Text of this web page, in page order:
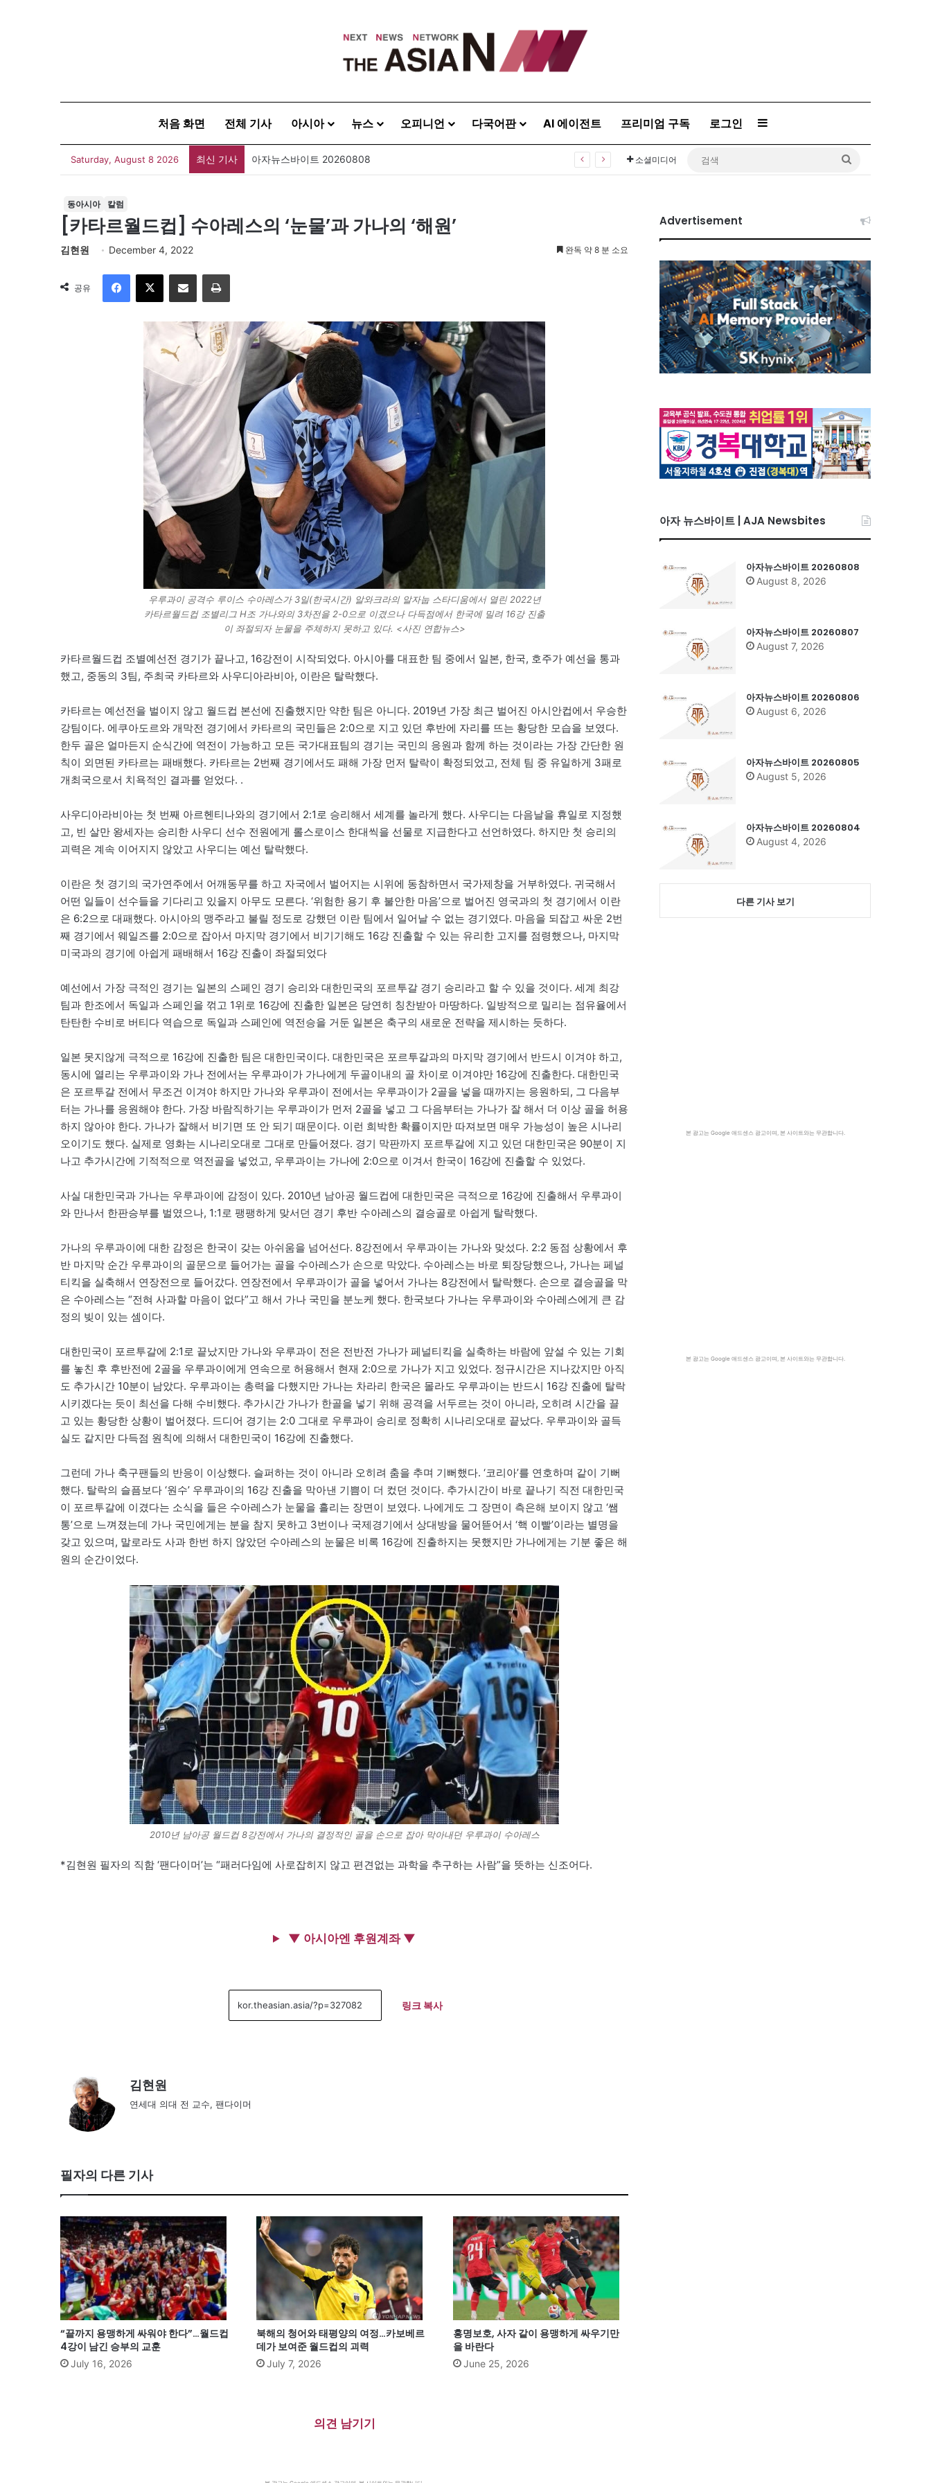
처음 화면 전체 기사 아시아 뉴스 오피니언 다국어판 AI 에이전트 프리미엄 구독 로그인 Sidebar
Saturday, August 8 2026 최신 기사 아자뉴스바이트 20260808 소셜미디어
동아시아 칼럼
[카타르월드컵] 수아레스의 ‘눈물’과 가나의 ‘해원’
김현원 December 4, 2022 완독 약 8 분 소요
공유
이메일
우루과이 공격수 루이스 수아레스가 3일(한국시간) 알와크라의 알자눕 스타디움에서 열린 2022년
카타르월드컵 조별리그 H조 가나와의 3차전을 2-0으로 이겼으나 다득점에서 한국에 밀려 16강 진출
이 좌절되자 눈물을 주체하지 못하고 있다. <사진 연합뉴스>
카타르월드컵 조별예선전 경기가 끝나고, 16강전이 시작되었다. 아시아를 대표한 팀 중에서 일본, 한국, 호주가 예선을 통과
했고, 중동의 3팀, 주최국 카타르와 사우디아라비아, 이란은 탈락했다.
카타르는 예선전을 벌이지 않고 월드컵 본선에 진출했지만 약한 팀은 아니다. 2019년 가장 최근 벌어진 아시안컵에서 우승한
강팀이다. 에쿠아도르와 개막전 경기에서 카타르의 국민들은 2:0으로 지고 있던 후반에 자리를 뜨는 황당한 모습을 보였다.
한두 골은 얼마든지 순식간에 역전이 가능하고 모든 국가대표팀의 경기는 국민의 응원과 함께 하는 것이라는 가장 간단한 원
칙이 외면된 카타르는 패배했다. 카타르는 2번째 경기에서도 패해 가장 먼저 탈락이 확정되었고, 전체 팀 중 유일하게 3패로
개최국으로서 치욕적인 결과를 얻었다. .
사우디아라비아는 첫 번째 아르헨티나와의 경기에서 2:1로 승리해서 세계를 놀라게 했다. 사우디는 다음날을 휴일로 지정했
고, 빈 살만 왕세자는 승리한 사우디 선수 전원에게 롤스로이스 한대씩을 선물로 지급한다고 선언하였다. 하지만 첫 승리의
괴력은 계속 이어지지 않았고 사우디는 예선 탈락했다.
이란은 첫 경기의 국가연주에서 어깨동무를 하고 자국에서 벌어지는 시위에 동참하면서 국가제창을 거부하였다. 귀국해서
어떤 일들이 선수들을 기다리고 있을지 아무도 모른다. ‘위험한 용기 후 불안한 마음’으로 벌어진 영국과의 첫 경기에서 이란
은 6:2으로 대패했다. 아시아의 맹주라고 불릴 정도로 강했던 이란 팀에서 일어날 수 없는 경기였다. 마음을 되잡고 싸운 2번
째 경기에서 웨일즈를 2:0으로 잡아서 마지막 경기에서 비기기해도 16강 진출할 수 있는 유리한 고지를 점령했으나, 마지막
미국과의 경기에 아쉽게 패배해서 16강 진출이 좌절되었다
예선에서 가장 극적인 경기는 일본의 스페인 경기 승리와 대한민국의 포르투갈 경기 승리라고 할 수 있을 것이다. 세계 최강
팀과 한조에서 독일과 스페인을 꺾고 1위로 16강에 진출한 일본은 당연히 칭찬받아 마땅하다. 일방적으로 밀리는 점유율에서
탄탄한 수비로 버티다 역습으로 독일과 스페인에 역전승을 거둔 일본은 축구의 새로운 전략을 제시하는 듯하다.
일본 못지않게 극적으로 16강에 진출한 팀은 대한민국이다. 대한민국은 포르투갈과의 마지막 경기에서 반드시 이겨야 하고,
동시에 열리는 우루과이와 가나 전에서는 우루과이가 가나에게 두골이내의 골 차이로 이겨야만 16강에 진출한다. 대한민국
은 포르투갈 전에서 무조건 이겨야 하지만 가나와 우루과이 전에서는 우루과이가 2골을 넣을 때까지는 응원하되, 그 다음부
터는 가나를 응원해야 한다. 가장 바람직하기는 우루과이가 먼저 2골을 넣고 그 다음부터는 가나가 잘 해서 더 이상 골을 허용
하지 않아야 한다. 가나가 잘해서 비기면 또 안 되기 때문이다. 이런 희박한 확률이지만 따져보면 매우 가능성이 높은 시나리
오이기도 했다. 실제로 영화는 시나리오대로 그대로 만들어졌다. 경기 막판까지 포르투갈에 지고 있던 대한민국은 90분이 지
나고 추가시간에 기적적으로 역전골을 넣었고, 우루과이는 가나에 2:0으로 이겨서 한국이 16강에 진출할 수 있었다.
사실 대한민국과 가나는 우루과이에 감정이 있다. 2010년 남아공 월드컵에 대한민국은 극적으로 16강에 진출해서 우루과이
와 만나서 한판승부를 벌였으나, 1:1로 팽팽하게 맞서던 경기 후반 수아레스의 결승골로 아쉽게 탈락했다.
가나의 우루과이에 대한 감정은 한국이 갖는 아쉬움을 넘어선다. 8강전에서 우루과이는 가나와 맞섰다. 2:2 동점 상황에서 후
반 마지막 순간 우루과이의 골문으로 들어가는 골을 수아레스가 손으로 막았다. 수아레스는 바로 퇴장당했으나, 가나는 페널
티킥을 실축해서 연장전으로 들어갔다. 연장전에서 우루과이가 골을 넣어서 가나는 8강전에서 탈락했다. 손으로 결승골을 막
은 수아레스는 “전혀 사과할 마음이 없다”고 해서 가나 국민을 분노케 했다. 한국보다 가나는 우루과이와 수아레스에게 큰 감
정의 빚이 있는 셈이다.
대한민국이 포르투갈에 2:1로 끝났지만 가나와 우루과이 전은 전반전 가나가 페널티킥을 실축하는 바람에 앞설 수 있는 기회
를 놓친 후 후반전에 2골을 우루과이에게 연속으로 허용해서 현재 2:0으로 가나가 지고 있었다. 정규시간은 지나갔지만 아직
도 추가시간 10분이 남았다. 우루과이는 총력을 다했지만 가나는 차라리 한국은 몰라도 우루과이는 반드시 16강 진출에 탈락
시키겠다는 듯이 최선을 다해 수비했다. 추가시간 가나가 한골을 넣기 위해 공격을 서두르는 것이 아니라, 오히려 시간을 끌
고 있는 황당한 상황이 벌어졌다. 드디어 경기는 2:0 그대로 우루과이 승리로 정확히 시나리오대로 끝났다. 우루과이와 골득
실도 같지만 다득점 원칙에 의해서 대한민국이 16강에 진출했다.
그런데 가나 축구팬들의 반응이 이상했다. 슬퍼하는 것이 아니라 오히려 춤을 추며 기뻐했다. ‘코리아’를 연호하며 같이 기뻐
했다. 탈락의 슬픔보다 ‘원수’ 우루과이의 16강 진출을 막아낸 기쁨이 더 컸던 것이다. 추가시간이 바로 끝나기 직전 대한민국
이 포르투갈에 이겼다는 소식을 들은 수아레스가 눈물을 흘리는 장면이 보였다. 나에게도 그 장면이 측은해 보이지 않고 ‘쌤
통’으로 느껴졌는데 가나 국민에게는 분을 참지 못하고 3번이나 국제경기에서 상대방을 물어뜯어서 ‘핵 이빨’이라는 별명을
갖고 있으며, 말로라도 사과 한번 하지 않았던 수아레스의 눈물은 비록 16강에 진출하지는 못했지만 가나에게는 기분 좋은 해
원의 순간이었다.
2010년 남아공 월드컵 8강전에서 가나의 결정적인 골을 손으로 잡아 막아내던 우루과이 수아레스
*김현원 필자의 직함 ‘팬다이머’는 “패러다임에 사로잡히지 않고 편견없는 과학을 추구하는 사람”을 뜻하는 신조어다.
▼ 아시아엔 후원계좌 ▼
링크 복사
김현원
연세대 의대 전 교수, 팬다이머
필자의 다른 기사
“끝까지 용맹하게 싸워야 한다”…월드컵
4강이 남긴 승부의 교훈
July 16, 2026
북해의 청어와 태평양의 여정…카보베르
데가 보여준 월드컵의 괴력
July 7, 2026
홍명보호, 사자 같이 용맹하게 싸우기만
을 바란다
June 25, 2026
의견 남기기
Advertisement
아자 뉴스바이트 | AJA Newsbites
아자뉴스바이트 20260808
August 8, 2026
아자뉴스바이트 20260807
August 7, 2026
아자뉴스바이트 20260806
August 6, 2026
아자뉴스바이트 20260805
August 5, 2026
아자뉴스바이트 20260804
August 4, 2026
다른 기사 보기
본 광고는 Google 애드센스 광고이며, 본 사이트와는 무관합니다.
본 광고는 Google 애드센스 광고이며, 본 사이트와는 무관합니다.